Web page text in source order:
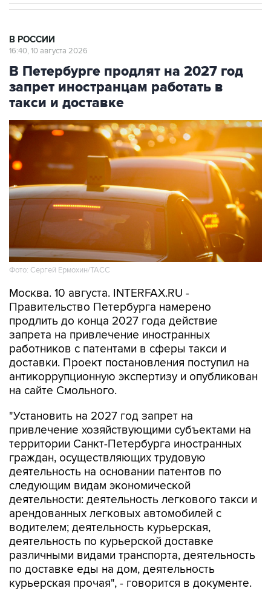
В РОССИИ
16:40, 10 августа 2026
В Петербурге продлят на 2027 год
запрет иностранцам работать в
такси и доставке
Фото: Сергей Ермохин/ТАСС
Москва. 10 августа. INTERFAX.RU -
Правительство Петербурга намерено
продлить до конца 2027 года действие
запрета на привлечение иностранных
работников с патентами в сферы такси и
доставки. Проект постановления поступил на
антикоррупционную экспертизу и опубликован
на сайте Смольного.
"Установить на 2027 год запрет на
привлечение хозяйствующими субъектами на
территории Санкт-Петербурга иностранных
граждан, осуществляющих трудовую
деятельность на основании патентов по
следующим видам экономической
деятельности: деятельность легкового такси и
арендованных легковых автомобилей с
водителем; деятельность курьерская,
деятельность по курьерской доставке
различными видами транспорта, деятельность
по доставке еды на дом, деятельность
курьерская прочая", - говорится в документе.